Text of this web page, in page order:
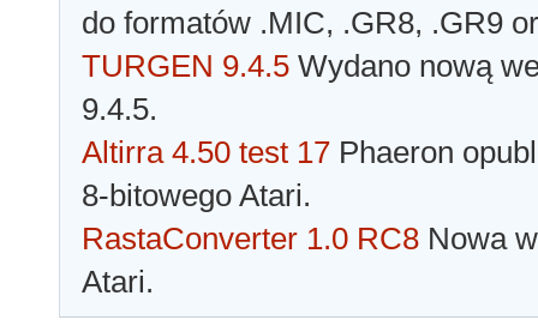
do formatów .MIC, .GR8, .GR9
TURGEN 9.4.5 Wydano nową
9.4.5.
Altirra 4.50 test 17 Phaeron
8-bitowego Atari.
RastaConverter 1.0 RC8 Nowa
Atari.